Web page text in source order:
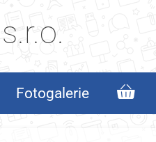
Fotogalerie